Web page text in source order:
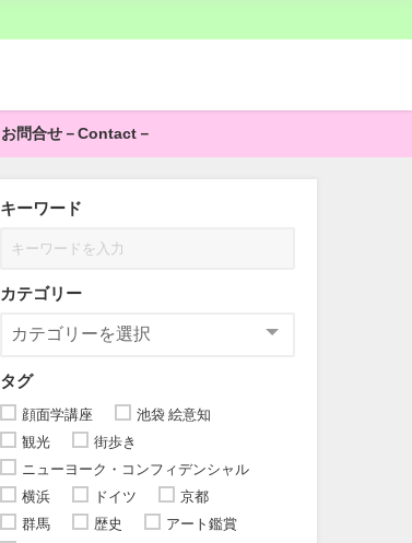
お問合せ－Contact－
キーワード
カテゴリー
タグ
顔面学講座
池袋 絵意知
観光
街歩き
ニューヨーク・コンフィデンシャル
横浜
ドイツ
京都
群馬
歴史
アート鑑賞